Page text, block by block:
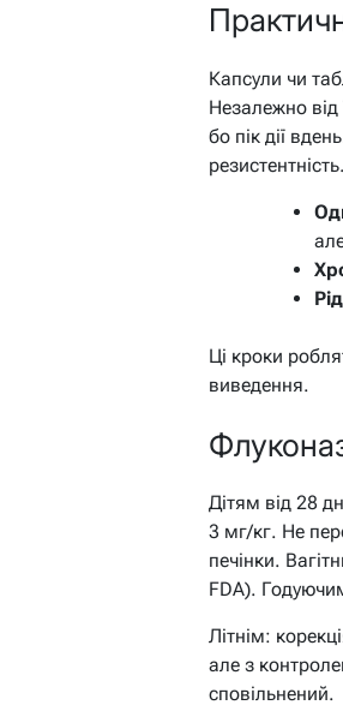
Капсули чи
Незалежно
бо пік дії
резистентність.
Ці кроки
виведення.
Дітям від 28
3 мг/кг. Не
печінки.
FDA).
Літнім:
але з
сповільнений.